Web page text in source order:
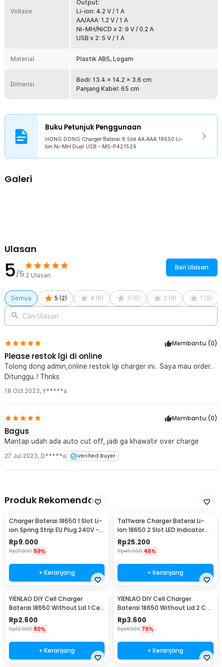
berbeda. Selain baterai AA, charger ini juga dapat mengisi baterai
AAA, 18650, 16340, 14500, 21700, dan 9 V. Catatan: charger ini
hanya untuk baterai isi ulang, bukan untuk baterai alkaline.
Rincian yang Anda dapatkan untuk pembelian produk ini:
MH Dual USB - MS-P421529
Voltase
Output:
Li-ion: 4.2 V / 1 A
AA/AAA: 1.2 V / 1 A
Ni-MH/NiCD x 2: 9 V / 0.2 A
USB x 2: 5 V / 1 A
Material Plastik ABS, Logam
Dimensi
Bodi: 13.4 x 14.2 x 3.6 cm
Panjang Kabel: 65 cm
Buku Petunjuk Penggunaan
HONG DONG Charger Baterai 8 Slot AA AAA 18650 Li-
Ion Ni-MH Dual USB - MS-P421529
Galeri
Ulasan
5/5 2 Ulasan
Beri Ulasan
Semua 5 (2) 4 (0) 3 (0) 2 (0) 1 (0)
Cari Ulasan
Membantu (0)
Please restok lgi di online
Tolong dong admin,online restok lgi charger ini.. Saya mau order..
Ditunggu..! Thnks
18 Oct 2023, Y*****a
Membantu (0)
Bagus
Mantap udah ada auto cut off, jadi ga khawatir over charge
27 Jul 2023, D*****o Verified Buyer
Produk Rekomendasi
Charger Baterai 18650 1 Slot Li-
ion Spring Strip EU Plug 240V -
TG-088
Rp9.000
Rp21.900 59%
+ Keranjang
Taffware Charger Baterai Li-
Ion 18650 2 Slot LED Indicator
240V 1A - MTLC-04200-1000
Rp25.200
Rp45.900 46%
+ Keranjang
YIENLAO DIY Cell Charger
Baterai 18650 Without Lid 1 Cell
- BC-001/2
Rp2.600
Rp12.900 80%
+ Keranjang
YIENLAO DIY Cell Charger
Baterai 18650 Without Lid 2 Cell
- BC-001/2
Rp3.600
Rp14.900 76%
+ Keranjang